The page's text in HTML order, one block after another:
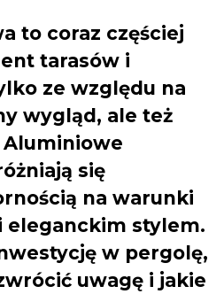
to coraz częściej
tarasów i
ze względu na
wygląd, ale też
się
na warunki
eleganckim stylem.
w pergolę,
uwagę i jakie